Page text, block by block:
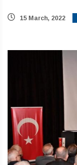
15 March, 2022